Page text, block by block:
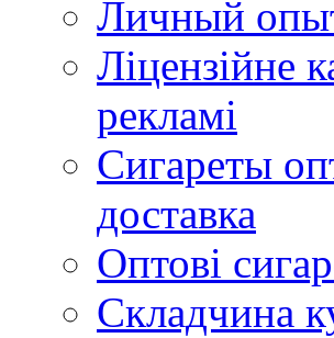
Личный
Ліцензійне
рекламі
Сигареты
доставка
Оптові
Складчина